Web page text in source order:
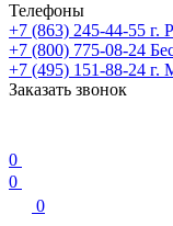
Телефоны
+7 (863) 245-44-55 г.
+7 (800) 775-08-24
+7 (495) 151-88-24 г.
Заказать звонок
0
0
0